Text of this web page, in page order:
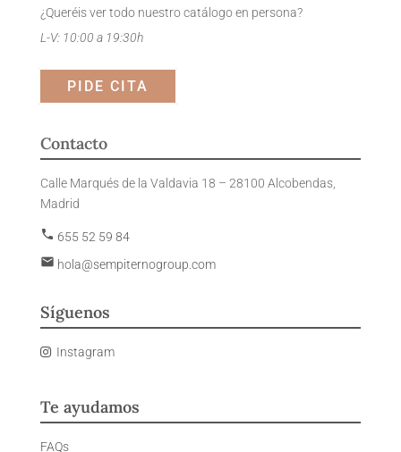
¿Queréis ver todo nuestro catálogo en persona?
L-V: 10:00 a 19:30h
PIDE CITA
Contacto
Calle Marqués de la Valdavia 18 – 28100 Alcobendas,
Madrid
phone 655 52 59 84
email hola@sempiternogroup.com
Síguenos
Instagram
Te ayudamos
FAQs